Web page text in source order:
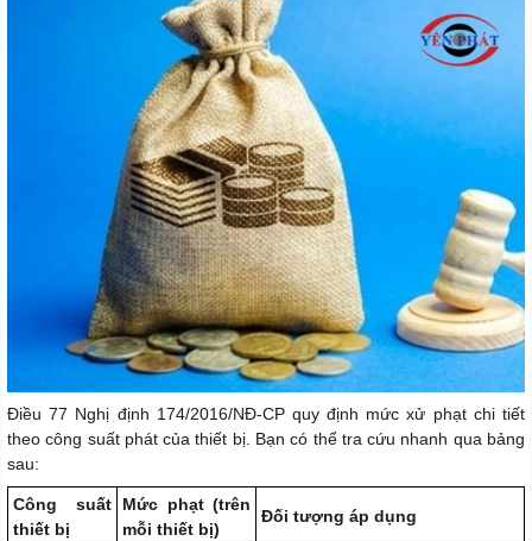
Điều 77 Nghị định 174/2016/NĐ-CP quy định mức xử phạt chi tiết
theo công suất phát của thiết bị. Bạn có thể tra cứu nhanh qua bảng
sau:
Công suất
thiết bị
Mức phạt (trên
mỗi thiết bị)
Đối tượng áp dụng